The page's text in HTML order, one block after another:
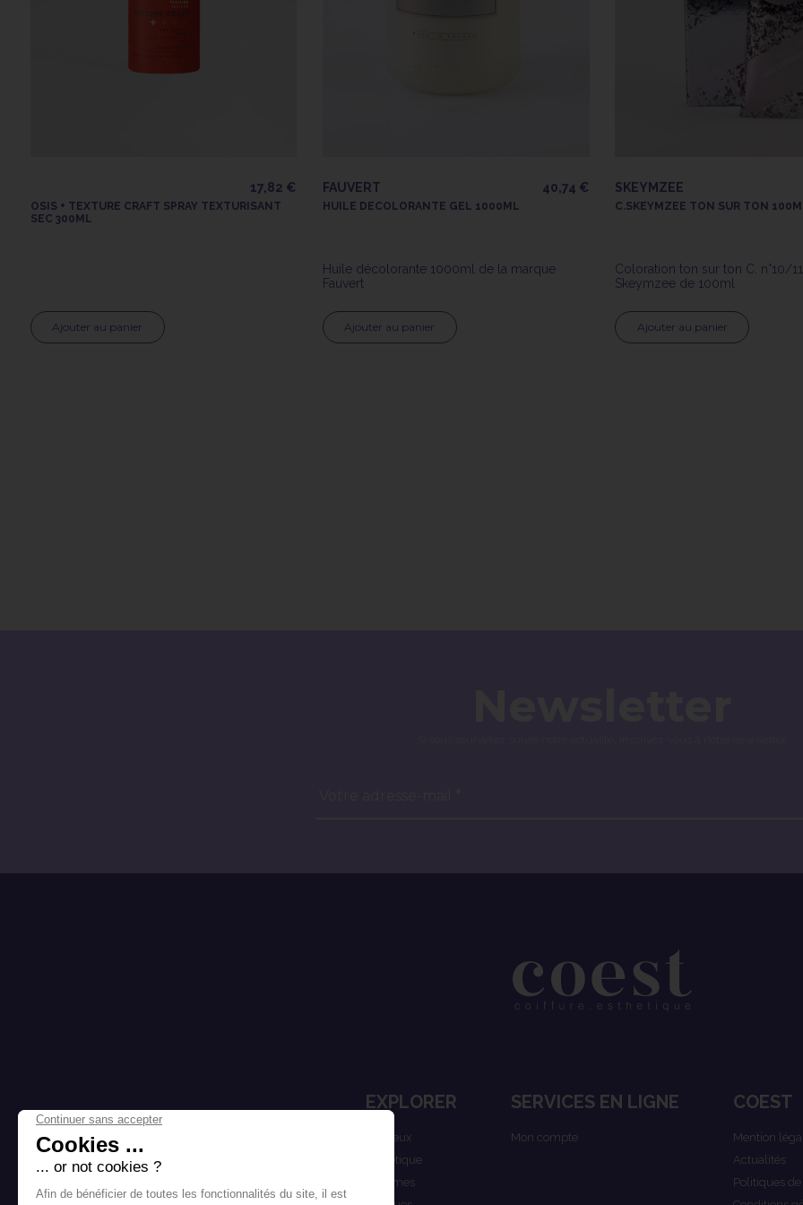
17,82 €
OSIS + TEXTURE CRAFT SPRAY TEXTURISANT
SEC 300ML
Ajouter au panier
FAUVERT 40,74 €
HUILE DECOLORANTE GEL 1000ML
Huile décolorante 1000ml de la marque
Fauvert
Ajouter au panier
SKEYMZEE
C.SKEYMZEE TON SUR TON
Coloration ton sur ton C. n°10/
Skeymzee de 100ml
Ajouter au panier
EXPLORER
Cheveux
Esthétique
Hommes
SERVICES EN LIGNE
Mon compte
COEST
Mention
Actualités
Politiques